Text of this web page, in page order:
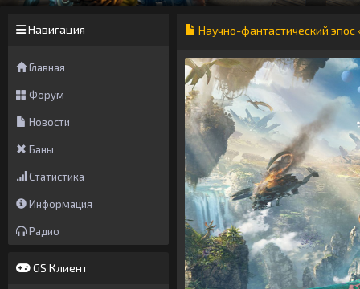
Навигация
Главная
Форум
Новости
Баны
Статистика
Информация
Радио
GS Клиент
Научно-фантастический